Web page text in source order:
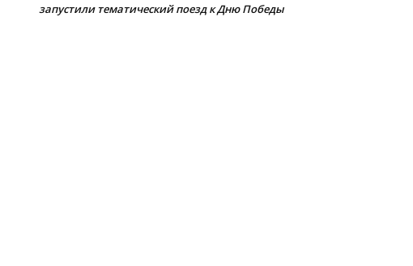
запустили тематический поезд к Дню Победы